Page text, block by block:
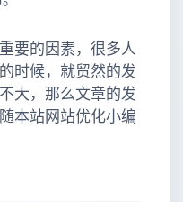
要的因素，很多人
时候，就贸然的发
大，那么文章的发
本站网站优化小编